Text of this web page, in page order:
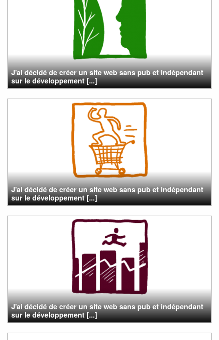
J'ai décidé de créer un site web sans pub et indépendant
sur le développement [...]
J'ai décidé de créer un site web sans pub et indépendant
sur le développement [...]
J'ai décidé de créer un site web sans pub et indépendant
sur le développement [...]